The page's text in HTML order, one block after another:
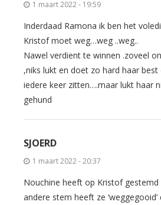
1 maart 2022 - 19:59
Inderdaad Ramona ik ben het
Kristof moet weg…weg ..weg..
Nawel verdient te winnen .zoveel
,niks lukt en doet zo hard haar
iedere keer zitten….maar lukt haar
gehund
SJOERD
1 maart 2022 - 20:37
Nouchine heeft op Kristof
andere stem heeft ze